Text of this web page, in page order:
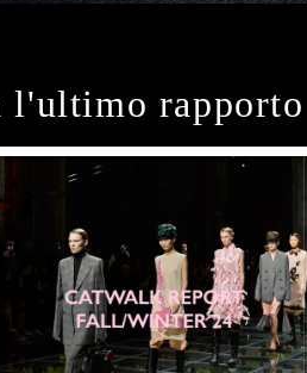
l'ultimo rapporto